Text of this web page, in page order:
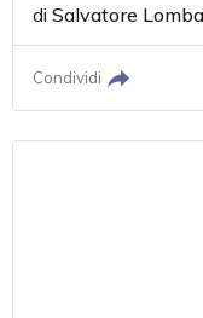
diSalvatore
Condividi